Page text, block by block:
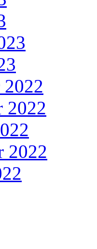
2022
2022
2022